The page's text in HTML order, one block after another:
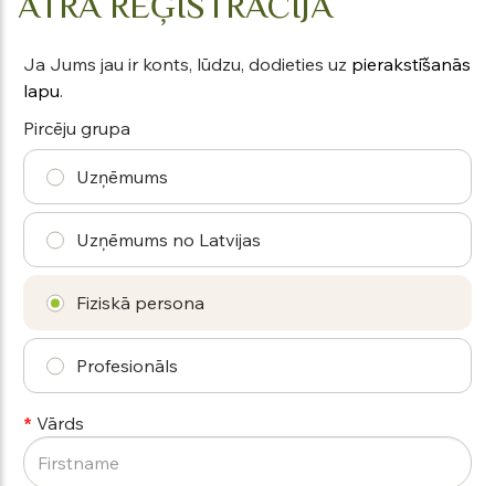
Ja Jums jau ir konts, lūdzu, dodieties uz pierakstīšanās
lapu.
Pircēju grupa
Uzņēmums
Uzņēmums no Latvijas
Fiziskā persona
Profesionāls
Vārds